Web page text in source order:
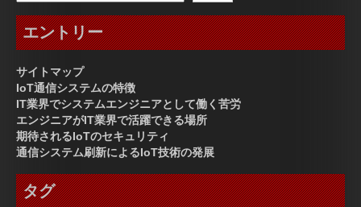
エントリー
サイトマップ
IoT通信システムの特徴
IT業界でシステムエンジニアとして働く苦労
エンジニアがIT業界で活躍できる場所
期待されるIoTのセキュリティ
通信システム刷新によるIoT技術の発展
タグ